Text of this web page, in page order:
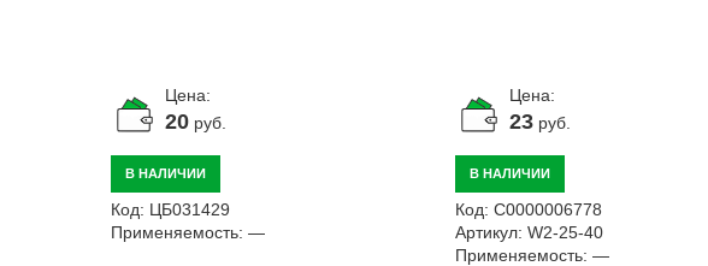
Цена:
20 руб.
В НАЛИЧИИ
Код: ЦБ031429
Применяемость: —
Цена:
23 руб.
В НАЛИЧИИ
Код: С0000006778
Артикул: W2-25-40
Применяемость: —